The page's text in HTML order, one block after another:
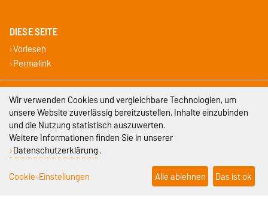
DIESE SEITE
Vorlesen
Permalink
Impressum
Datenschutz
Barrierefreiheit
Cookie-Einstellungen
Wir verwenden Cookies und vergleichbare Technologien, um
unsere Website zuverlässig bereitzustellen, Inhalte einzubinden
und die Nutzung statistisch auszuwerten.
Weitere Informationen finden Sie in unserer
Datenschutzerklärung.
Cookie-Einstellungen
Alle ablehnen Das ist ok